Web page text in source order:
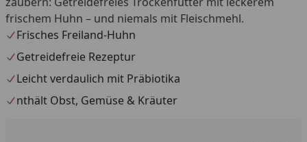
frischem Huhn – und niemals mit Fleischmehl.
Frisches Freiland-Huhn
Getreidefreie Rezeptur
Leicht verdaulich mit Präbiotika
nthält Obst, Gemüse & Kräuter